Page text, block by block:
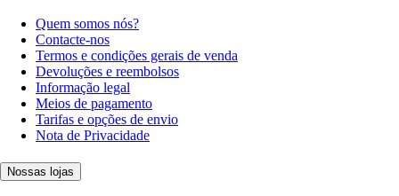
Quem somos nós?
Contacte-nos
Termos e condições gerais de venda
Devoluções e reembolsos
Informação legal
Meios de pagamento
Tarifas e opções de envio
Nota de Privacidade
Nossas lojas